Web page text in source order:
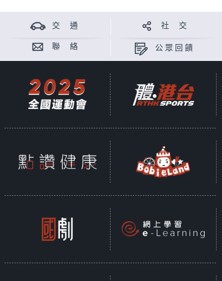
交 通 社 交
聯 絡 公眾回饋